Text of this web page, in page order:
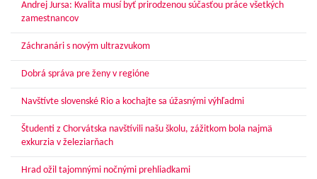
Andrej Jursa: Kvalita musí byť prirodzenou súčasťou práce všetkých
zamestnancov
Záchranári s novým ultrazvukom
Dobrá správa pre ženy v regióne
Navštívte slovenské Rio a kochajte sa úžasnými výhľadmi
Študenti z Chorvátska navštívili našu školu, zážitkom bola najmä
exkurzia v železiarňach
Hrad ožil tajomnými nočnými prehliadkami